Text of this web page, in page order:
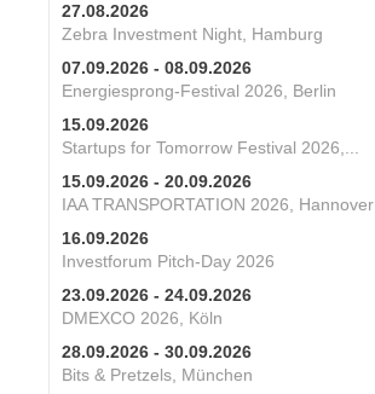
27.08.2026
Zebra Investment Night, Hamburg
07.09.2026 - 08.09.2026
Energiesprong-Festival 2026, Berlin
15.09.2026
Startups for Tomorrow Festival 2026,...
15.09.2026 - 20.09.2026
IAA TRANSPORTATION 2026, Hannover
16.09.2026
Investforum Pitch-Day 2026
23.09.2026 - 24.09.2026
DMEXCO 2026, Köln
28.09.2026 - 30.09.2026
Bits & Pretzels, München